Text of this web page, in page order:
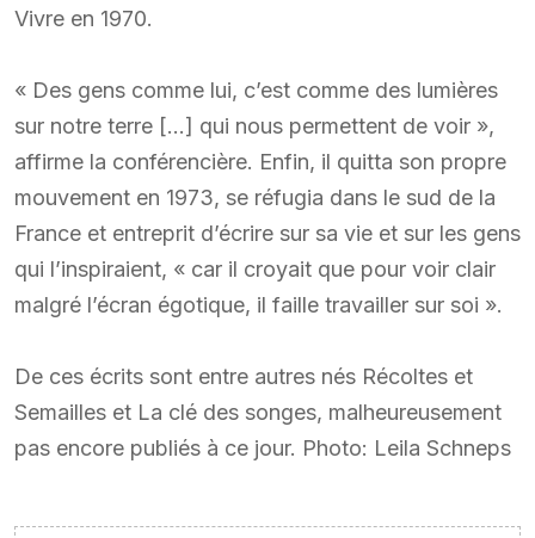
Vivre en 1970.
« Des gens comme lui, c’est comme des lumières
sur notre terre […] qui nous permettent de voir »,
affirme la conférencière. Enfin, il quitta son propre
mouvement en 1973, se réfugia dans le sud de la
France et entreprit d’écrire sur sa vie et sur les gens
qui l’inspiraient, « car il croyait que pour voir clair
malgré l’écran égotique, il faille travailler sur soi ».
De ces écrits sont entre autres nés Récoltes et
Semailles et La clé des songes, malheureusement
pas encore publiés à ce jour. Photo: Leila Schneps